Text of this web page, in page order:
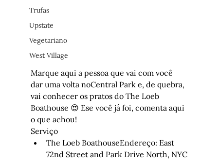
Trufas
Upstate
Vegetariano
West Village
Marque aqui a pessoa que vai com você
dar uma volta noCentral Park e, de quebra,
vai conhecer os pratos do The Loeb
Boathouse 😍 Ese você já foi, comenta aqui
o que achou!
Serviço
The Loeb BoathouseEndereço: East
72nd Street and Park Drive North, NYC